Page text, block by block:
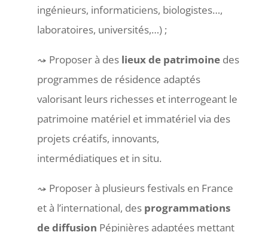
ingénieurs, informaticiens, biologistes…,
laboratoires, universités,…) ;
Proposer à des lieux de patrimoinedes
programmes de résidence adaptés
valorisant leurs richesses et interrogeant le
patrimoine matériel et immatériel via des
projets créatifs, innovants,
intermédiatiques et in situ.
Proposer à plusieurs festivals en France
et à l’international, des programmations
de diffusion Pépinières adaptées mettant